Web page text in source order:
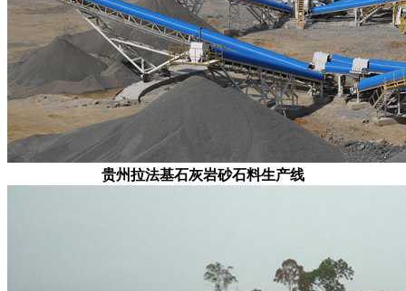
贵州拉法基石灰岩砂石料生产线